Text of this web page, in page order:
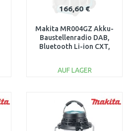
166,60 €
Makita MR004GZ Akku-
Baustellenradio DAB,
Bluetooth Li-ion CXT,
AUF LAGER
Vergleichen